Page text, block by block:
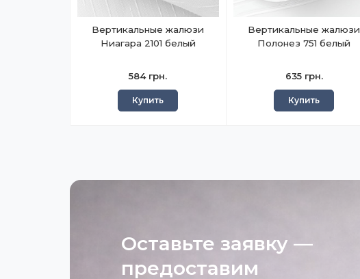
Вертикальные жалюзи
Ниагара 2101 белый
584 грн.
Купить
Вертикальные жалюзи
Полонез 751 белый
635 грн.
Купить
Оставьте заявку —
предоставим